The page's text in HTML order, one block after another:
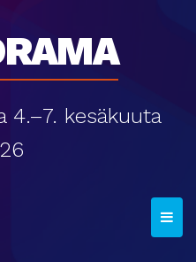
4.–7. kesäkuuta
T
o
g